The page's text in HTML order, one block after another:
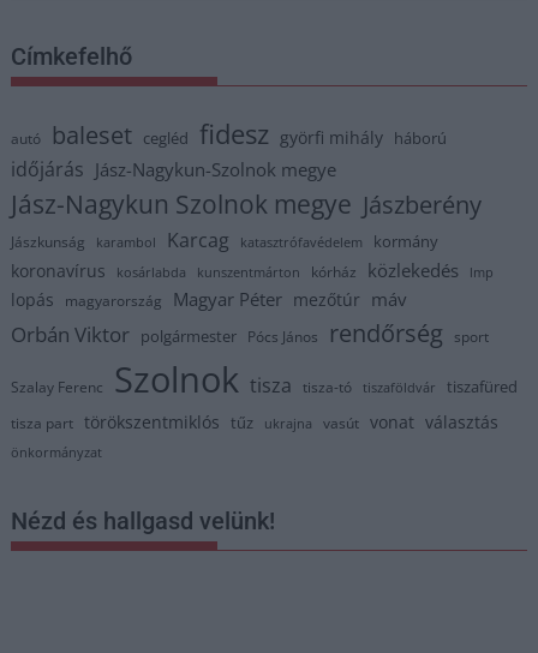
Címkefelhő
autó baleset cegléd fidesz györfi mihály háború
időjárás Jász-Nagykun-Szolnok megye
Jász-Nagykun Szolnok megye Jászberény
Jászkunság karambol Karcag katasztrófavédelem kormány
koronavírus kosárlabda kunszentmárton kórház közlekedés lmp
lopás magyarország Magyar Péter mezőtúr máv
Orbán Viktor polgármester Pócs János rendőrség sport
Szalay Ferenc Szolnok tisza tisza-tó tiszaföldvár tiszafüred
tisza part törökszentmiklós tűz ukrajna vasút vonat választás
önkormányzat
Nézd és hallgasd velünk!